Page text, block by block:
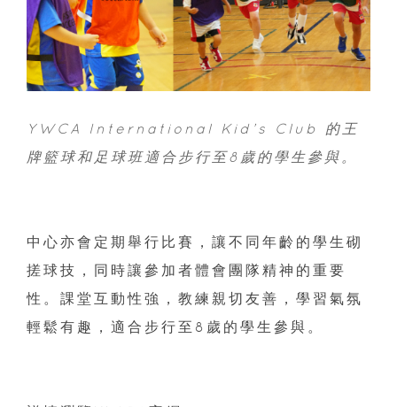
YWCA International Kid’s Club 的王
牌籃球和足球班適合步行至8歲的學生參與。
中心亦會定期舉行比賽，讓不同年齡的學生砌
搓球技，同時讓參加者體會團隊精神的重要
性。課堂互動性強，教練親切友善，學習氣氛
輕鬆有趣，適合步行至8歲的學生參與。